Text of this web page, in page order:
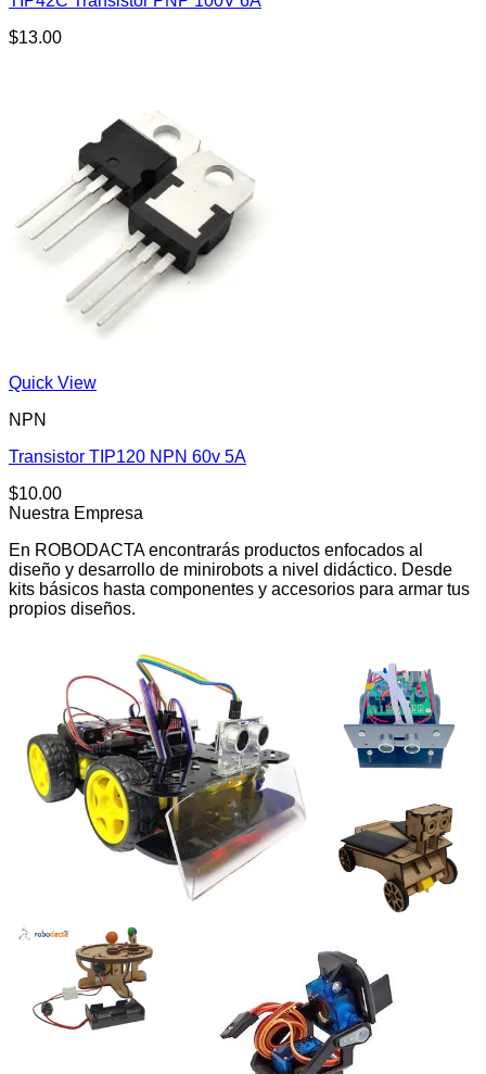
$13.00
Quick View
NPN
Transistor TIP120 NPN 60v 5A
$10.00
Nuestra Empresa
En ROBODACTA encontrarás productos enfocados al
diseño y desarrollo de minirobots a nivel didáctico. Desde
kits básicos hasta componentes y accesorios para armar tus
propios diseños.